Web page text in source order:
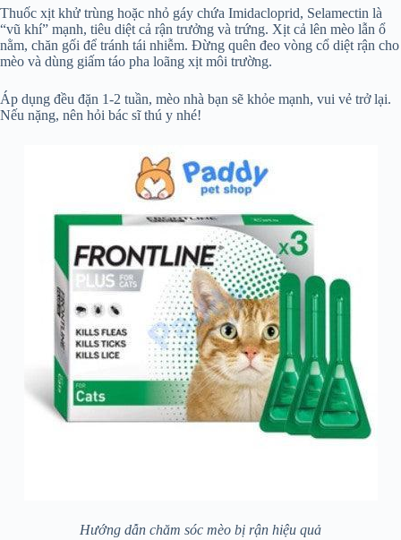
Thuốc xịt khử trùng hoặc nhỏ gáy chứa Imidacloprid, Selamectin là
“vũ khí” mạnh, tiêu diệt cả rận trưởng và trứng. Xịt cả lên mèo lẫn ổ
nằm, chăn gối để tránh tái nhiễm. Đừng quên đeo vòng cổ diệt rận cho
mèo và dùng giấm táo pha loãng xịt môi trường.
Áp dụng đều đặn 1-2 tuần, mèo nhà bạn sẽ khỏe mạnh, vui vẻ trở lại.
Nếu nặng, nên hỏi bác sĩ thú y nhé!
Hướng dẫn chăm sóc mèo bị rận hiệu quả